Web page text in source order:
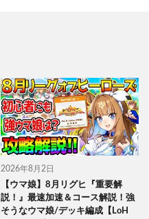
2026年8月2日
【ウマ娘】8月リグヒ『重要解
説！』最速加速＆コース解説！強
そうなウマ娘/デッキ編成【LoH